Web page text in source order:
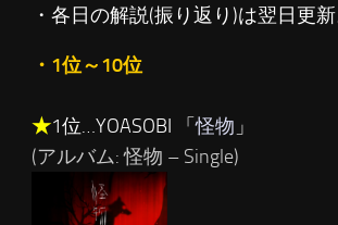
・各日の解説(振り返り)は翌日更新
・1位～10位
★1位…YOASOBI 「怪物 」
(アルバム: 怪物 – Single)